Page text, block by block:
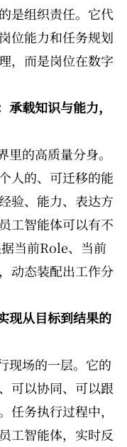
是组织责任。它代
位能力和任务规划
，而是岗位在数字
载知识与能力，
的高质量分身。
人的、可迁移的能
验、能力、表达方
工智能体可以有不
当前Role、当前
动态装配出工作分
现从目标到结果的
现场的一层。它的
可以协同、可以跟
任务执行过程中，
工智能体，实时反